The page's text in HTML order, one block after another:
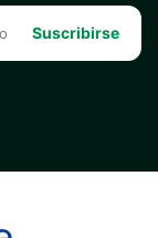
Suscribirse